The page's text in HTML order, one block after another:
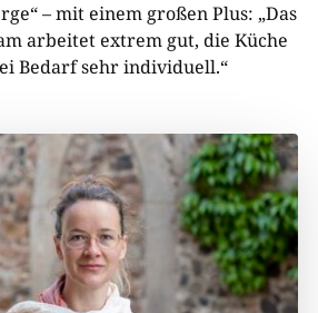
– mit einem großen Plus: „Das
arbeitet extrem gut, die Küche
Bedarf sehr individuell.“